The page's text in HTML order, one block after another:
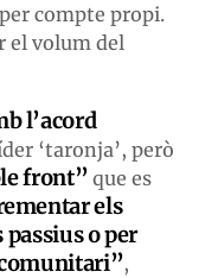
compte propi.
el volum del
l’acord
‘taronja’, però
front”que es
els
passius o per
,